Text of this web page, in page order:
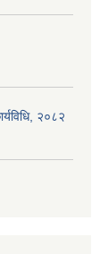
२०८२